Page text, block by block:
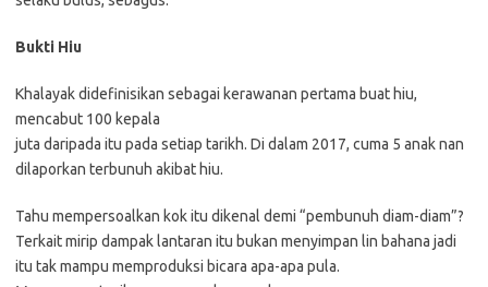
Bukti Hiu
Khalayak didefinisikan sebagai kerawanan pertama buat hiu,
mencabut 100 kepala
juta daripada itu pada setiap tarikh. Di dalam 2017, cuma 5 anak nan
dilaporkan terbunuh akibat hiu.
Tahu mempersoalkan kok itu dikenal demi “pembunuh diam-diam”?
Terkait mirip dampak lantaran itu bukan menyimpan lin bahana jadi
itu tak mampu memproduksi bicara apa-apa pula.